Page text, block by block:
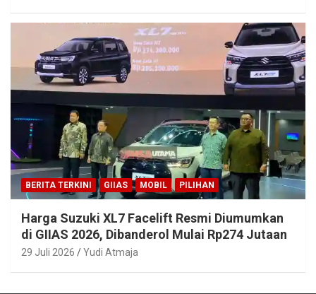
BERITA TERKINI GIIAS MOBIL PILIHAN
Harga Suzuki XL7 Facelift Resmi Diumumkan
di GIIAS 2026, Dibanderol Mulai Rp274 Jutaan
29 Juli 2026 Yudi Atmaja